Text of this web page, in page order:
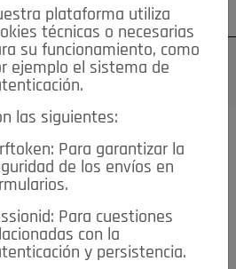
¿Olvidó su contraseña?
Bicicletas Deportes y Ocio
Electrodomésticos
Construcción y Reformas
Accesorios Ropa Motor
plataforma utiliza
técnicas o necesarias
su funcionamiento, como
ejemplo el sistema de
las siguientes:
Para garantizar la
de los envíos en
Para cuestiones
con la
y persistencia.